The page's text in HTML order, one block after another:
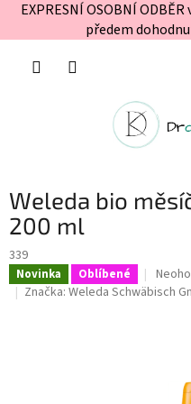
EXPRESNÍ OSOBNÍ
předem
Weleda bio
200 ml
339
Novinka Oblíbené
Značka: Weleda Schwäbisch